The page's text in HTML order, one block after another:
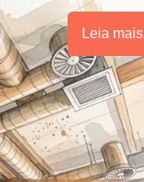
Leia mais